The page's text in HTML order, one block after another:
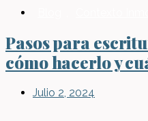
Pasos para
cómo hacerlo y
Julio 2, 2024